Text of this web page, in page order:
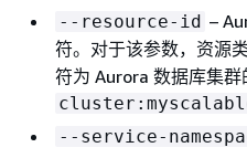
--resource-id –
符。对于该参数，资源
符为 Aurora 数据库集群
--service-